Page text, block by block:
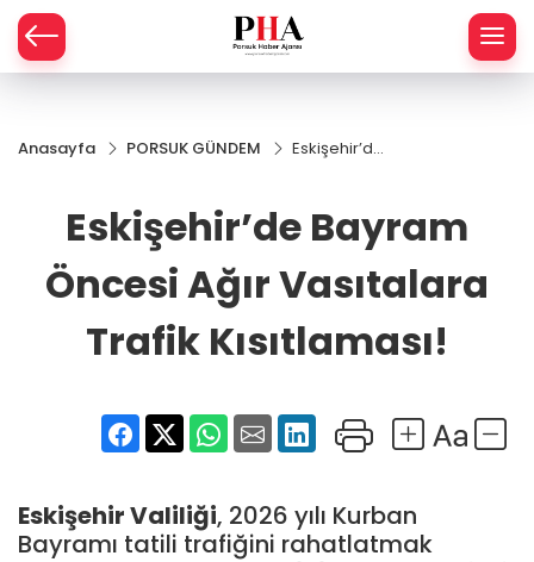
Anasayfa PORSUK GÜNDEM
Eskişehir’de
Vasıtalara
Trafik
Kısıtlaması!
Eskişehir’de Bayram
Öncesi Ağır Vasıtalara
Trafik Kısıtlaması!
EskişehirValiliği, 2026 yılı Kurban
Bayramı tatili trafiğini rahatlatmak